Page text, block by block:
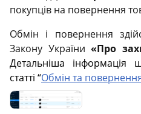
покупців на повернення
Обмін і повернення
Закону України«Про
Детальніша
статті “Обмін та